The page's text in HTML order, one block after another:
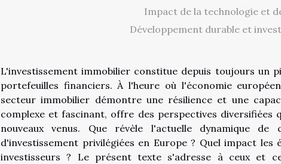
Impact de la technologie et
Développement durable et
L'investissement immobilier constitue depuis toujours un
portefeuilles financiers. À l'heure où l'économie
secteur immobilier démontre une résilience et une
complexe et fascinant, offre des perspectives
nouveaux venus. Que révèle l'actuelle dynamique
d'investissement privilégiées en Europe ? Quel impact
investisseurs ? Le présent texte s'adresse à ceux et